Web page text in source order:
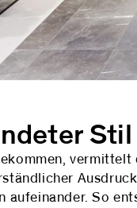
Stil
aufeinander. So